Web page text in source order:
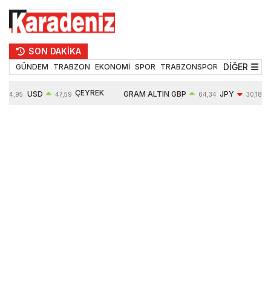
SON DAKİKA
GÜNDEM TRABZON EKONOMİ SPOR TRABZONSPOR TEKNOLOJİ
DİĞER
54,95 USD 47,59 ÇEYREK GRAM ALTIN GBP 64,34 JPY 30,18